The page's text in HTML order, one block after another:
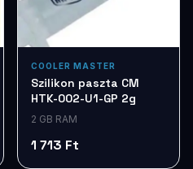
COOLER MASTER
Szilikon paszta CM
HTK-002-U1-GP 2g
2 GB RAM
1 713 Ft